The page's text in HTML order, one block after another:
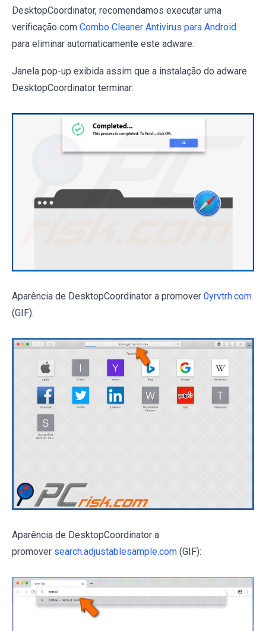
DesktopCoordinator, recomendamos executar uma
verificação com Combo Cleaner Antivirus para Android
para eliminar automaticamente este adware.
Janela pop-up exibida assim que a instalação do adware
DesktopCoordinator terminar:
Aparência de DesktopCoordinator a promover 0yrvtrh.com
(GIF):
Aparência de DesktopCoordinator a
promover search.adjustablesample.com (GIF):